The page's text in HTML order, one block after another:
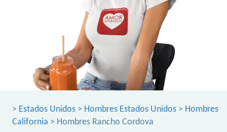
> Estados Unidos > Hombres Estados Unidos > Hombres
California > Hombres Rancho Cordova